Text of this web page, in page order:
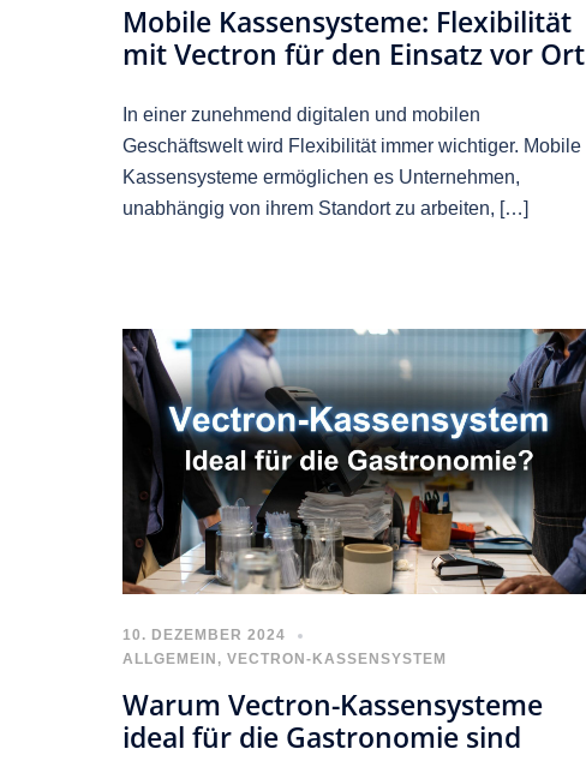
Mobile Kassensysteme: Flexibilität
mit Vectron für den Einsatz vor Ort
In einer zunehmend digitalen und mobilen
Geschäftswelt wird Flexibilität immer wichtiger. Mobile
Kassensysteme ermöglichen es Unternehmen,
unabhängig von ihrem Standort zu arbeiten, […]
10. DEZEMBER 2024
ALLGEMEIN , VECTRON-KASSENSYSTEM
Warum Vectron-Kassensysteme
ideal für die Gastronomie sind